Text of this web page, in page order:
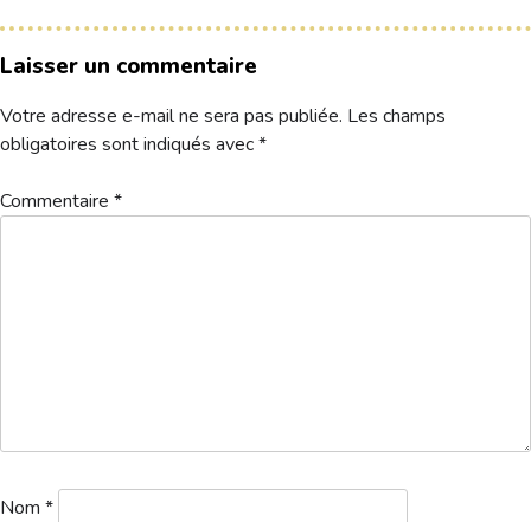
Laisser un commentaire
Votre adresse e-mail ne sera pas publiée. Les champs
obligatoires sont indiqués avec*
Commentaire *
Nom *